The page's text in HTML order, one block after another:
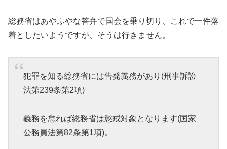
総務省はあやふやな答弁で国会を乗り切り、これで一件落
着としたいようですが、そうは行きません。
犯罪を知る総務省には告発義務があり(刑事訴訟
法第239条第2項)
義務を怠れば総務省は懲戒対象となります(国家
公務員法第82条第1項)。